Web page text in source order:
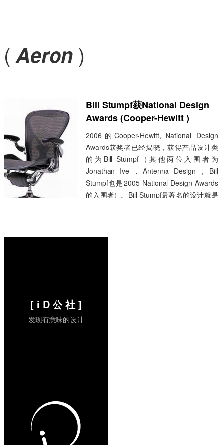
( Aeron )
Bill Stumpf获National Design
Awards (Cooper-Hewitt )
2006的Cooper-Hewitt, National Design
Awards获奖者已经揭晓，获得产品设计类
的为Bill Stumpf（其他两位入围者为
Jonathan Ive，Antenna Design，Bill
Stumpf也是2005 National Design Awards
的入围者）。Bill Stumpf最著名的设计就是
[ i D 公 社 ]
发现有意味的设计